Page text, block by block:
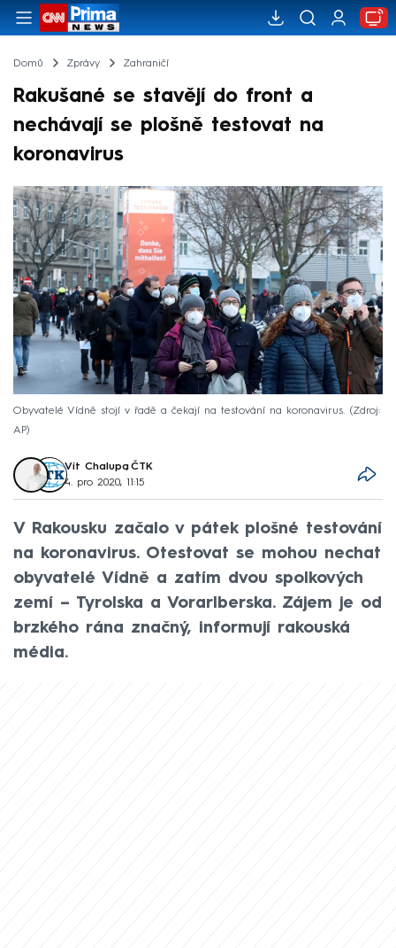
Domů Zprávy Zahraničí
Rakušané se stavějí do front a
nechávají se plošně testovat na
koronavirus
Obyvatelé Vídně stojí v řadě a čekají na testování na koronavirus.
Zdroj:
AP
Vít Chalupa, ČTK
4. pro 2020, 11:15
V Rakousku začalo v pátek plošné testování
na koronavirus. Otestovat se mohou nechat
obyvatelé Vídně a zatím dvou spolkových
zemí –⁠ Tyrolska a Vorarlberska. Zájem je od
brzkého rána značný, informují rakouská
média.